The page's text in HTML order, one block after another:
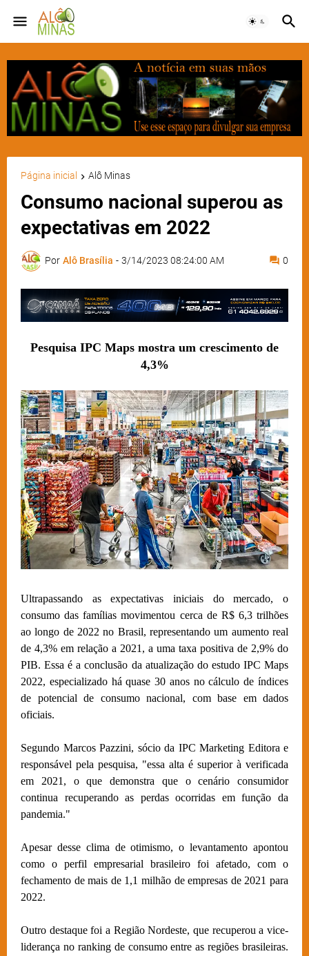
Página inicial Alô Minas
Consumo nacional superou as
expectativas em 2022
Por Alô Brasília - 3/14/2023 08:24:00 AM 0
Pesquisa IPC Maps mostra um crescimento de
4,3%
Ultrapassando as expectativas iniciais do mercado, o
consumo das famílias movimentou cerca de R$ 6,3 trilhões
ao longo de 2022 no Brasil, representando um aumento real
de 4,3% em relação a 2021, a uma taxa positiva de 2,9% do
PIB. Essa é a conclusão da atualização do estudo IPC Maps
2022, especializado há quase 30 anos no cálculo de índices
de potencial de consumo nacional, com base em dados
oficiais.
Segundo Marcos Pazzini, sócio da IPC Marketing Editora e
responsável pela pesquisa, "essa alta é superior à verificada
em 2021, o que demonstra que o cenário consumidor
continua recuperando as perdas ocorridas em função da
pandemia."
Apesar desse clima de otimismo, o levantamento apontou
como o perfil empresarial brasileiro foi afetado, com o
fechamento de mais de 1,1 milhão de empresas de 2021 para
2022.
Outro destaque foi a Região Nordeste, que recuperou a vice-
liderança no ranking de consumo entre as regiões brasileiras.